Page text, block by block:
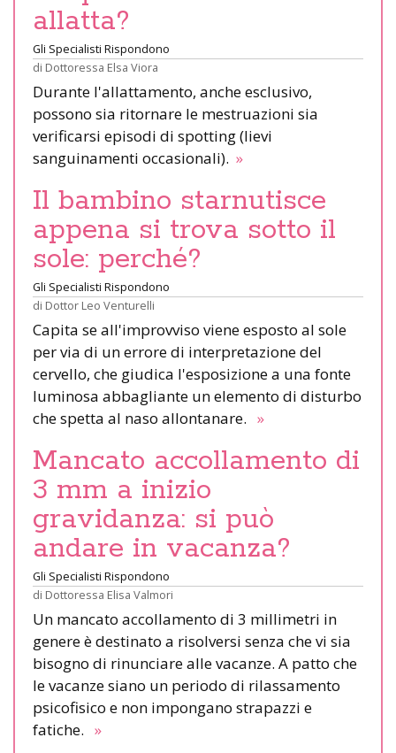
allatta?
Gli Specialisti Rispondono
di Dottoressa Elsa Viora
Durante l'allattamento, anche esclusivo,
possono sia ritornare le mestruazioni sia
verificarsi episodi di spotting (lievi
sanguinamenti occasionali). »
Il bambino starnutisce
appena si trova sotto il
sole: perché?
Gli Specialisti Rispondono
di Dottor Leo Venturelli
Capita se all'improvviso viene esposto al sole
per via di un errore di interpretazione del
cervello, che giudica l'esposizione a una fonte
luminosa abbagliante un elemento di disturbo
che spetta al naso allontanare. »
Mancato accollamento di
3 mm a inizio
gravidanza: si può
andare in vacanza?
Gli Specialisti Rispondono
di Dottoressa Elisa Valmori
Un mancato accollamento di 3 millimetri in
genere è destinato a risolversi senza che vi sia
bisogno di rinunciare alle vacanze. A patto che
le vacanze siano un periodo di rilassamento
psicofisico e non impongano strapazzi e
fatiche. »